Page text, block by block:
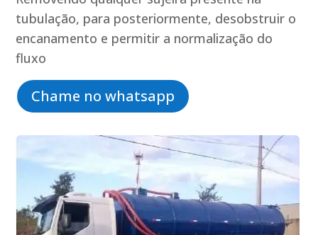
tubulação, para posteriormente, desobstruir o
encanamento e permitir a normalização do
fluxo
Chame no whatsapp